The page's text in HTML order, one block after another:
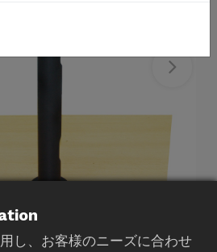
し、お客様のニーズに合わせ